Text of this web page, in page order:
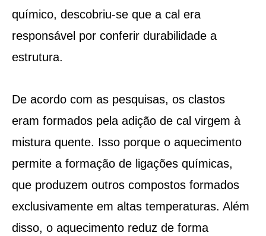
químico, descobriu-se que a cal era
responsável por conferir durabilidade a
estrutura.
De acordo com as pesquisas, os clastos
eram formados pela adição de cal virgem à
mistura quente. Isso porque o aquecimento
permite a formação de ligações químicas,
que produzem outros compostos formados
exclusivamente em altas temperaturas. Além
disso, o aquecimento reduz de forma